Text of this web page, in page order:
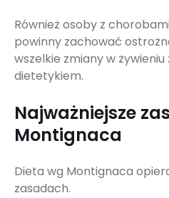
Również osoby z
powinny zachować
wszelkie zmiany w
dietetykiem.
Najważniejsze
Montignaca
Dieta wg Montignaca
zasadach.